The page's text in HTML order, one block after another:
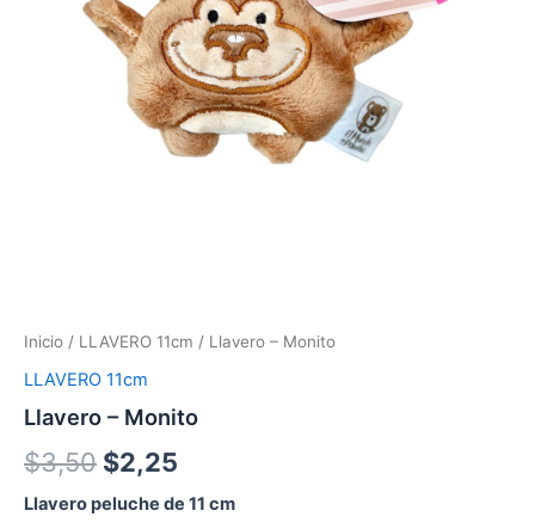
Inicio / LLAVERO 11cm / Llavero – Monito
LLAVERO 11cm
Llavero – Monito
$3,50 $2,25
Llavero peluche de 11 cm